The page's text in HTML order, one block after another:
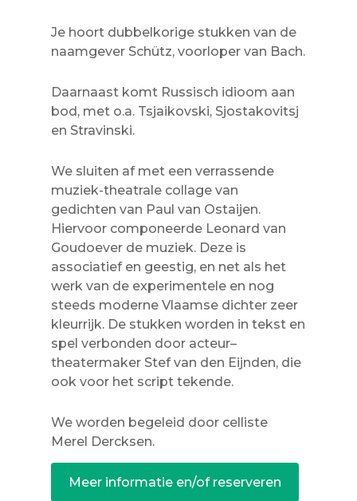
Je hoort dubbelkorige stukken van de
naamgever Schütz, voorloper van Bach.
Daarnaast komt Russisch idioom aan
bod, met o.a. Tsjaikovski, Sjostakovitsj
en Stravinski.
We sluiten af met een verrassende
muziek-theatrale collage van
gedichten van Paul van Ostaijen.
Hiervoor componeerde Leonard van
Goudoever de muziek. Deze is
associatief en geestig, en net als het
werk van de experimentele en nog
steeds moderne Vlaamse dichter zeer
kleurrijk. De stukken worden in tekst en
spel verbonden door acteur–
theatermaker Stef van den Eijnden, die
ook voor het script tekende.
We worden begeleid door celliste
Merel Dercksen.
Meer informatie en/of reserveren